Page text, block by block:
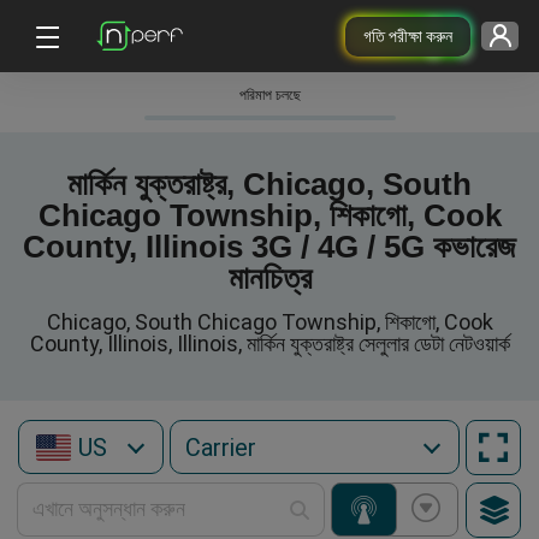
গতি পরীক্ষা করুন
পরিমাপ চলছে
মার্কিন যুক্তরাষ্ট্র, Chicago, South
Chicago Township, শিকাগো, Cook
County, Illinois 3G / 4G / 5G কভারেজ
মানচিত্র
Chicago, South Chicago Township, শিকাগো, Cook
County, Illinois, Illinois, মার্কিন যুক্তরাষ্ট্র সেলুলার ডেটা নেটওয়ার্ক
US